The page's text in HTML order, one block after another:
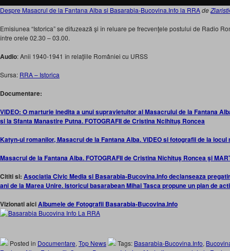
Despre Masacrul de la Fantana Alba si Basarabia-Bucovina.Info la RRAde
Emisiunea “Istorica” se difuzează şi în reluare pe frecvenţele postului de Radio
între orele 02.30 – 03.00.
Audio: Anii 1940-1941 în relaţiile României cu URSS
Sursa: RRA – Istorica
Documentare:
VIDEO: O marturie inedita a unui supravietuitor al Masacrului de la Fantana
si la Sfanta Manastire Putna. FOTOGRAFII de Cristina Ncihituş Roncea
Katyn-ul romanilor, Masacrul de la Fantana Alba. VIDEO si fotografii de la
Masacrul de la Fantana Alba. FOTOGRAFII de Cristina Nichituş Roncea şi
Cititi si: Asociatia Civic Media si Basarabia-Bucovina.Info declanseaza
ani de la Marea Unire. Istoricul basarabean Mihai Tasca propune un plan de
Vizionati aiciAlbumele de Fotografii Basarabia-Bucovina.Info
Posted in Documentare, Top News Tags: Basarabia-Bucovina.Info,